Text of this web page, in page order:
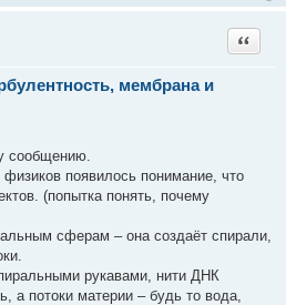
мембрана и
Цитата
сообщению.
появилось понимание, что
(попытка понять, почему
сферам – она создаёт спирали,
рукавами, нити ДНК
а потоки материи – будь то вода,